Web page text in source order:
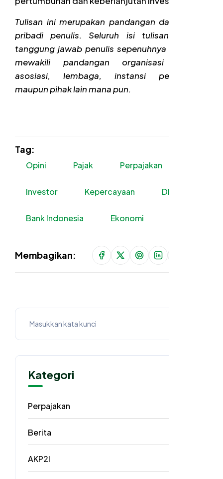
Tulisan ini merupakan pandangan dan analisis
pribadi penulis. Seluruh isi tulisan menjadi
tanggung jawab penulis sepenuhnya dan tidak
mewakili pandangan organisasi profesi,
asosiasi, lembaga, instansi pemerintah,
maupun pihak lain mana pun.
Tag:
Opini Pajak Perpajakan
Investor Kepercayaan DPR
Bank Indonesia Ekonomi
Membagikan:
Kategori
Perpajakan
Berita
AKP2I